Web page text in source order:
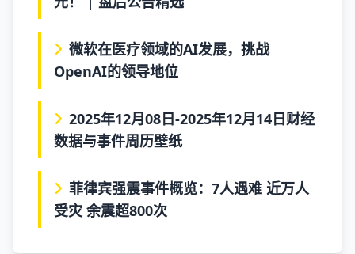
微软在医疗领域的AI发展，挑战
OpenAI的领导地位
2025年12月08日-2025年12月14日财经
数据与事件周历壁纸
菲律宾强震事件概览：7人遇难 近万人
受灾 余震超800次